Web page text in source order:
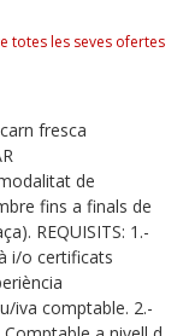
totes les seves ofertes
fresca
de
fins a finals de
REQUISITS: 1.-
i/o certificats
iva comptable. 2.-